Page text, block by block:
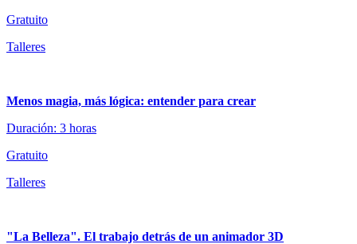
Gratuito
Talleres
Menos magia, más lógica: entender para crear
Duración: 3 horas
Gratuito
Talleres
"La Belleza". El trabajo detrás de un animador 3D